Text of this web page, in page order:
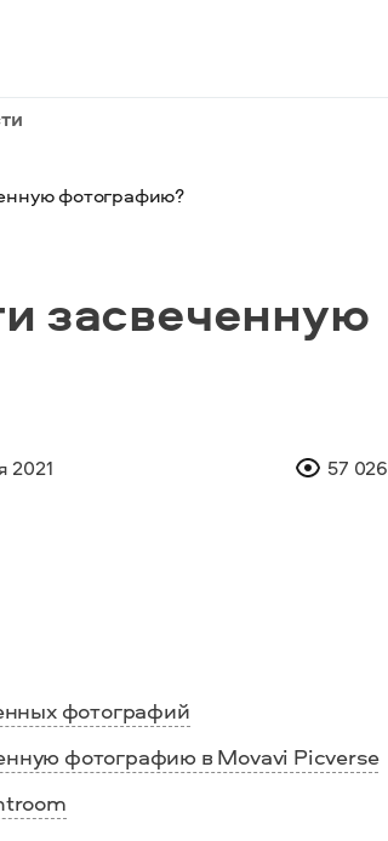
фотографию?
засвеченную
2021 57 026
фотографий
фотографию в Movavi Picverse